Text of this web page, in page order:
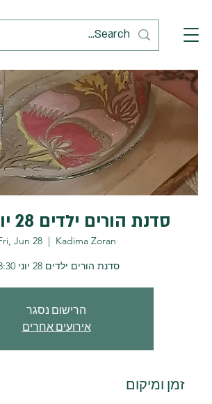
סדנת הורים ילדים 28 יוני 13:30
Jun 28
  |
Kadima Zoran
סדנת הורים ילדים 28 יוני 13:30
הרישום נסגר
אירועים אחרים
זמן ומיקום